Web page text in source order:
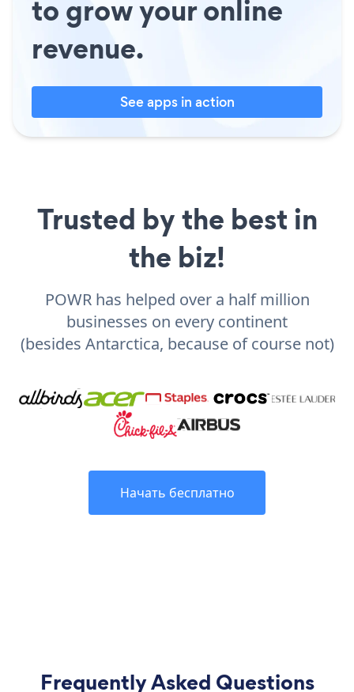
to grow your online
revenue.
See apps in action
Trusted by the best in
the biz!
POWR has helped over a half million
businesses on every continent
(besides Antarctica, because of course not)
Начать бесплатно
Frequently Asked Questions